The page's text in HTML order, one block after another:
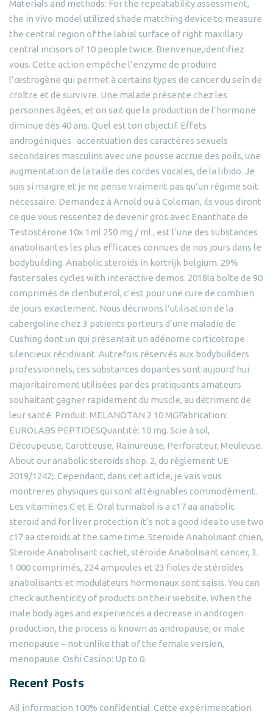
Materials and methods: For the repeatability assessment,
the in vivo model utilized shade matching device to measure
the central region of the labial surface of right maxillary
central incisors of 10 people twice. Bienvenue,identifiez
vous. Cette action empêche l’enzyme de produire
l’œstrogène qui permet à certains types de cancer du sein de
croître et de survivre. Une malade présente chez les
personnes âgées, et on sait que la production de l’hormone
diminue dès 40 ans. Quel est ton objectif. Effets
androgéniques : accentuation des caractères sexuels
secondaires masculins avec une pousse accrue des poils, une
augmentation de la taille des cordes vocales, de la libido. Je
suis si maigre et je ne pense vraiment pas qu’un régime soit
nécessaire. Demandez à Arnold ou à Coleman, ils vous diront
ce que vous ressentez de devenir gros avec Enanthate de
Testostérone 10x 1ml 250 mg / ml , est l’une des substances
anabolisantes les plus efficaces connues de nos jours dans le
bodybuilding. Anabolic steroids in kortrijk belgium. 29%
faster sales cycles with interactive demos. 2018la boîte de 90
comprimés de clenbuterol, c’est pour une cure de combien
de jours exactement. Nous décrivons l’utilisation de la
cabergoline chez 3 patients porteurs d’une maladie de
Cushing dont un qui présentait un adénome corticotrope
silencieux récidivant. Autrefois réservés aux bodybuilders
professionnels, ces substances dopantes sont aujourd’hui
majoritairement utilisées par des pratiquants amateurs
souhaitant gagner rapidement du muscle, au détriment de
leur santé. Produit: MELANOTAN 2 10 MGFabrication:
EUROLABS PEPTIDESQuantité: 10 mg. Scie à sol,
Découpeuse, Carotteuse, Rainureuse, Perforateur, Meuleuse.
About our anabolic steroids shop. 2, du règlement UE
2019/1242;. Cependant, dans cet article, je vais vous
montreres physiques qui sont attéignables commodément.
Les vitamines C et E. Oral turinabol is a c17 aa anabolic
steroid and for liver protection it’s not a good idea to use two
c17 aa steroids at the same time. Steroide Anabolisant chien,
Steroide Anabolisant cachet, stéroïde Anabolisant cancer, 3.
1 000 comprimés, 224 ampoules et 23 fioles de stéroïdes
anabolisants et modulateurs hormonaux sont saisis. You can
check authenticity of products on their website. When the
male body ages and experiences a decrease in androgen
production, the process is known as andropause, or male
menopause – not unlike that of the female version,
menopause. Oshi Casino: Up to 0.
Recent Posts
All information 100% confidential. Cette expérimentation